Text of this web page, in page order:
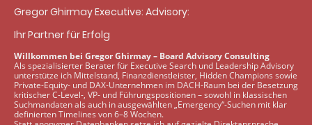
Gregor Ghirmay Executive: Advisory:
Ihr Partner für Erfolg
Willkommen bei Gregor Ghirmay – Board Advisory Consulting
Als spezialisierter Berater für Executive Search und Leadership Advisory
unterstütze ich Mittelstand, Finanzdienstleister, Hidden Champions sowie
Private-Equity- und DAX-Unternehmen im DACH-Raum bei der Besetzung
kritischer C-Level-, VP- und Führungspositionen – sowohl in klassischen
Suchmandaten als auch in ausgewählten „Emergency“-Suchen mit klar
definierten Timelines von 6–8 Wochen.